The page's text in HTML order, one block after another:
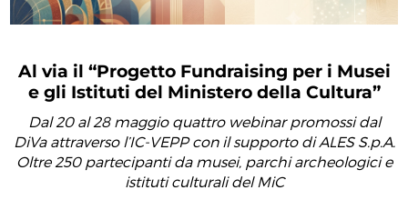
Al via il “Progetto Fundraising per i Musei
e gli Istituti del Ministero della Cultura”
Dal 20 al 28 maggio quattro webinar promossi dal
DiVa attraverso l’IC-VEPP con il supporto di ALES S.p.A.
Oltre 250 partecipanti da musei, parchi archeologici e
istituti culturali del MiC